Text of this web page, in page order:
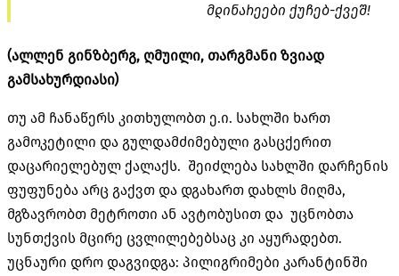
მდინარეები ქუჩებ-ქვეშ!
(ალლენ გინზბერგ, ღმუილი, თარგმანი ზვიად
გამსახურდიასი)
თუ ამ ჩანაწერს კითხულობთ ე.ი. სახლში ხართ
გამოკეტილი და გულდამძიმებული გასცქერით
დაცარიელებულ ქალაქს. შეიძლება სახლში დარჩენის
ფუფუნება არც გაქვთ და დგახართ დახლს მიღმა,
მგზავრობთ მეტროთი ან ავტობუსით და უცნობთა
სუნთქვის მცირე ცვლილებებსაც კი აყურადებთ.
უცნაური დრო დაგვიდგა: პილიგრიმები კარანტინში